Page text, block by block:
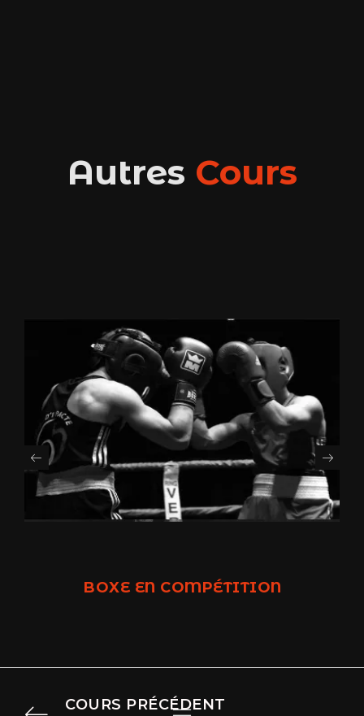
Autres Cours
BOXE EN COMPÉTITION
COURS PRÉCÉDENT